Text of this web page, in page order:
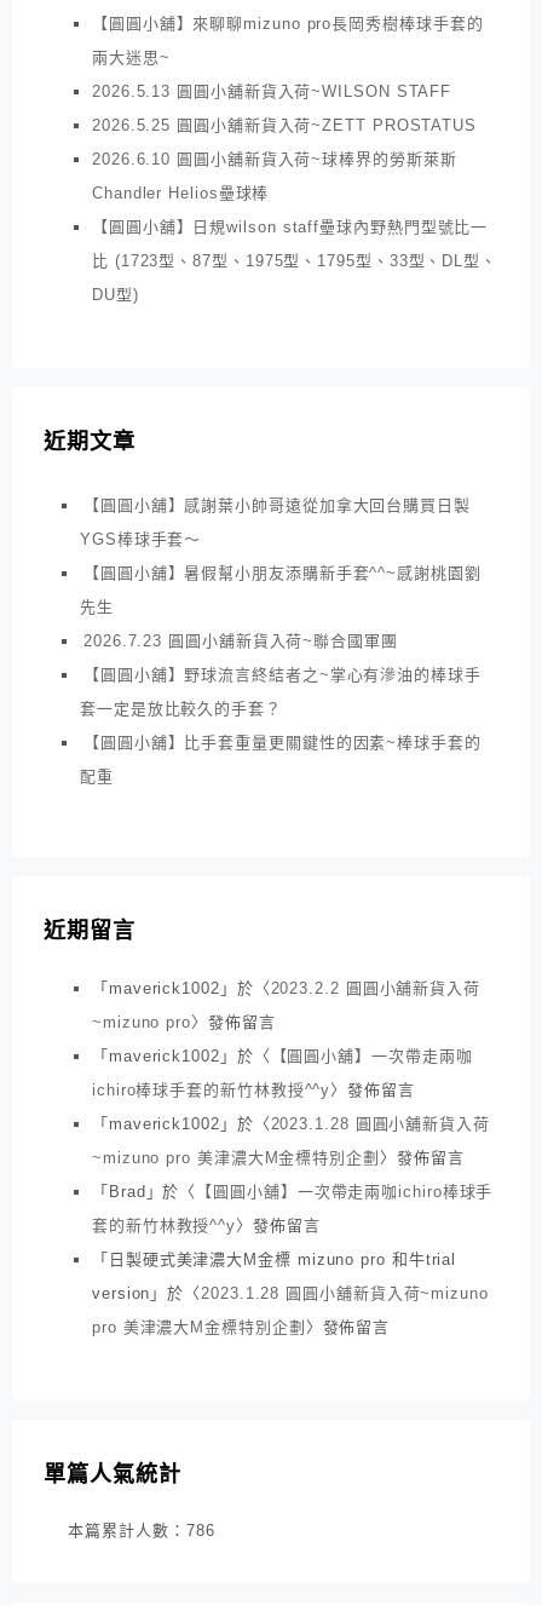
【圓圓小舖】來聊聊mizuno pro長岡秀樹棒球手套的
兩大迷思~
2026.5.13 圓圓小舖新貨入荷~WILSON STAFF
2026.5.25 圓圓小舖新貨入荷~ZETT PROSTATUS
2026.6.10 圓圓小舖新貨入荷~球棒界的勞斯萊斯
Chandler Helios壘球棒
【圓圓小舖】日規wilson staff壘球內野熱門型號比一
比 (1723型、87型、1975型、1795型、33型、DL型、
DU型)
近期文章
【圓圓小舖】感謝葉小帥哥遠從加拿大回台購買日製
YGS棒球手套～
【圓圓小舖】暑假幫小朋友添購新手套^^~感謝桃園劉
先生
2026.7.23 圓圓小舖新貨入荷~聯合國軍團
【圓圓小舖】野球流言終結者之~掌心有滲油的棒球手
套一定是放比較久的手套？
【圓圓小舖】比手套重量更關鍵性的因素~棒球手套的
配重
近期留言
「 maverick1002 」於〈 2023.2.2 圓圓小舖新貨入荷
~mizuno pro〉發佈留言
「 maverick1002 」於〈
【圓圓小舖】一次帶走兩咖
ichiro棒球手套的新竹林教授^^y〉發佈留言
「 maverick1002 」於〈 2023.1.28 圓圓小舖新貨入荷
~mizuno pro 美津濃大M金標特別企劃 〉發佈留言
「 Brad 」於〈
【圓圓小舖】一次帶走兩咖ichiro棒球手
套的新竹林教授^^y〉發佈留言
「 日製硬式美津濃大M金標 mizuno pro 和牛trial
version 」於〈 2023.1.28 圓圓小舖新貨入荷~mizuno
pro 美津濃大M金標特別企劃 〉發佈留言
單篇人氣統計
本篇累計人數： 786